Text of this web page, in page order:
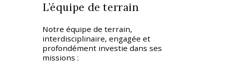
L’équipe de terrain
Notre équipe de terrain,
interdisciplinaire, engagée et
profondément investie dans ses
missions :